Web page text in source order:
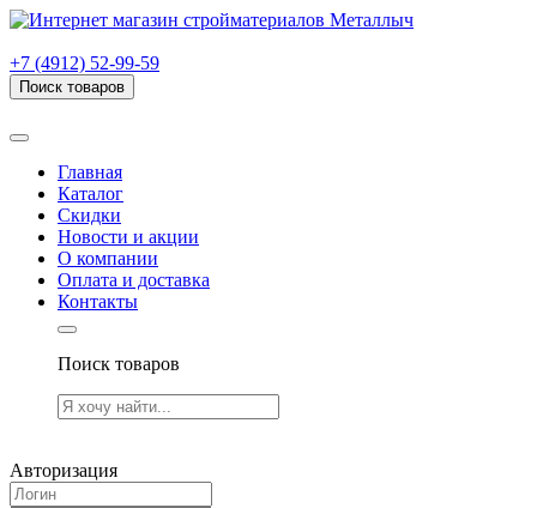
+7 (4912) 52-99-59
Поиск товаров
Главная
Каталог
Скидки
Новости и акции
О компании
Оплата и доставка
Контакты
Поиск товаров
Авторизация